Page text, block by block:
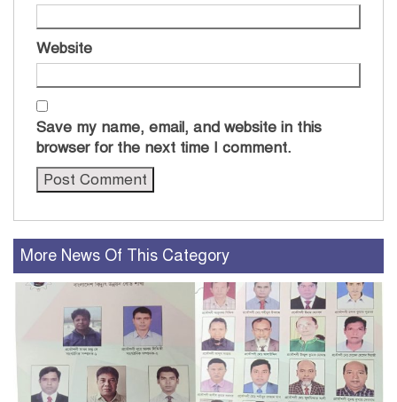
Website
Save my name, email, and website in this
browser for the next time I comment.
More News Of This Category